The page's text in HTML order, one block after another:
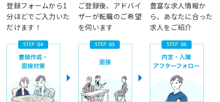
登録フォームから1
分ほどでご入力いた
だけます！
ご登録後、アドバイ
ザーが転職のご希望
を伺います
豊富な求人情報か
ら、あなたに合った
求人をご紹介